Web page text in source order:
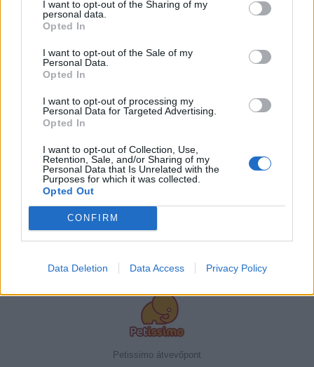
I want to opt-out of the Sharing of my
personal data.
Opted In
I want to opt-out of the Sale of my
Personal Data.
Opted In
I want to opt-out of processing my
Personal Data for Targeted Advertising.
Opted In
I want to opt-out of Collection, Use,
Retention, Sale, and/or Sharing of my
Personal Data that Is Unrelated with the
Purposes for which it was collected.
Opted Out
CONFIRM
Data Deletion Data Access Privacy Policy
Megismerem
Javasolj egy kutyabarát helyet!
Petissimo átvevőpont